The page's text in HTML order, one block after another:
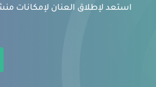
استعد لإطلاق العنان لإمكانات